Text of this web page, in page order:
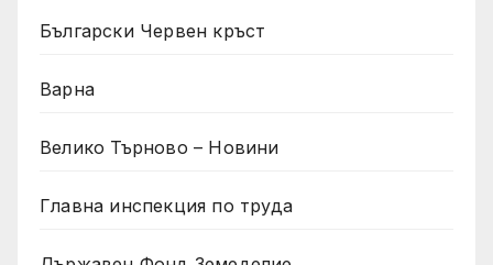
Български Червен кръст
Варна
Велико Търново – Новини
Главна инспекция по труда